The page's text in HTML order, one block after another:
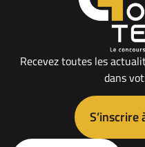
Recevez toutes les
dans